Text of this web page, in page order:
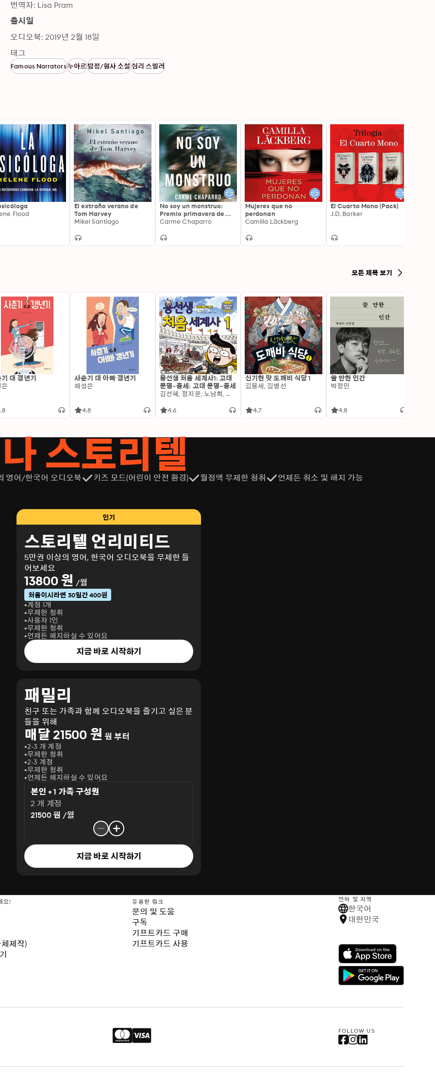
번역자: Lisa Pram
출시일
오디오북: 2019년 2월 18일
태그
Famous Narrators누아르탐정/형사 소설심리 스릴러
Flood
El extraño verano de
Tom Harvey
Mikel Santiago
No soy un monstruo:
Premio primavera de
novela 2017
Carme Chaparro
Mujeres que no
perdonan
Camilla Läckberg
El Cuarto Mono (Pack)
J.D. Barker
모든 제목 보기
대 갱년기
사춘기 대 아빠 갱년기
제성은
4.8
용선생 처음 세계사1: 고대
문명~중세: 고대 문명~중세
김선혜, 정지윤, 노남희, 뭉선생, 윤효식, 이우일, 김선빈, 사회평론 역사연구소
4.6
신기한 맛 도깨비 식당 1
김용세, 김병선
4.7
쓸 만한 인간
박정민
4.8
스토리텔
영어/한국어 오디오북 키즈 모드(어린이 안전 환경) 월정액 무제한 청취 언제든 취소 및 해지 가능
인기
스토리텔 언리미티드
5만권 이상의 영어, 한국어 오디오북을 무제한 들
어보세요
13800 원 /월
처음이시라면 30일간 400원
계정 1개
무제한 청취
사용자 1인
무제한 청취
언제든 해지하실 수 있어요
지금 바로 시작하기
패밀리
친구 또는 가족과 함께 오디오북을 즐기고 싶은 분
들을 위해
매달 21500 원 원 부터
2-3 개 계정
무제한 청취
2-3 계정
무제한 청취
언제든 해지하실 수 있어요
본인 + 1 가족 구성원
2 개 계정
21500 원 /월
지금 바로 시작하기
요!
제작)
유용한 링크
문의 및 도움
구독
기프트카드 구매
기프트카드 사용
언어 및 지역
한국어
대한민국
FOLLOW US